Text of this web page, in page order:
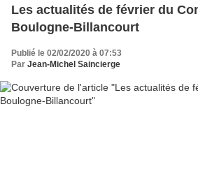
Les actualités de février du
Boulogne-Billancourt
Publié le 02/02/2020 à 07:53
Par Jean-Michel Saincierge